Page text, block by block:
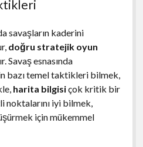
savaşların kaderini
doğru stratejik oyun
Savaş esnasında
bazı temel taktikleri bilmek,
harita bilgisiçok kritik bir
noktalarını iyi bilmek,
için mükemmel